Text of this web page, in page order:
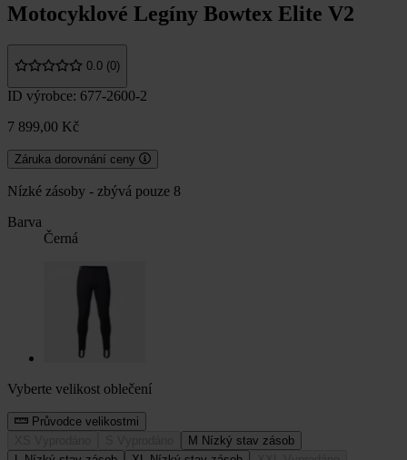
Motocyklové Legíny Bowtex Elite V2
0.0 (0)
ID výrobce: 677-2600-2
7 899,00 Kč
Záruka dorovnání ceny
Nízké zásoby - zbývá pouze 8
Barva
Černá
Vyberte velikost oblečení
Průvodce velikostmi
M Nízký stav zásob